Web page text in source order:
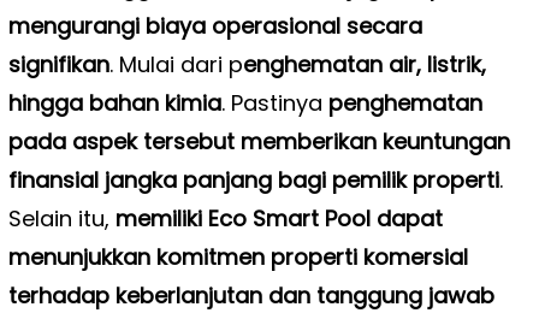
mengurangi biaya operasional secara
signifikan. Mulai dari penghematan air, listrik,
hingga bahan kimia. Pastinya penghematan
pada aspek tersebut memberikan keuntungan
finansial jangka panjang bagi pemilik properti.
Selain itu, memiliki Eco Smart Pool dapat
menunjukkan komitmen properti komersial
terhadap keberlanjutan dan tanggung jawab